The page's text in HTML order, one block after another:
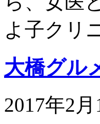
よ子クリ
大橋グル
2017年2